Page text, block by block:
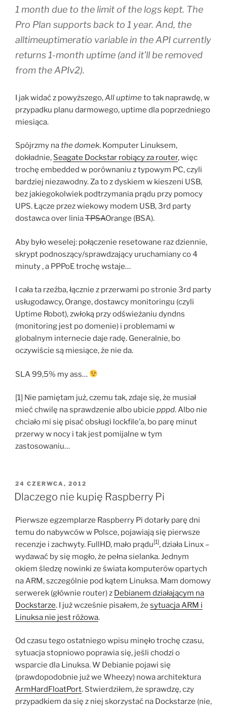
1 month due to the limit of the logs kept. The
Pro Plan supports back to 1 year. And, the
alltimeuptimeratio variable in the API currently
returns 1-month uptime (and it’ll be removed
from the APIv2).
I jak widać z powyższego,All uptimeto tak naprawdę, w
przypadku planu darmowego, uptime dla poprzedniego
miesiąca.
Spójrzmy nathe domek. Komputer Linuksem,
dokładnie, Seagate Dockstar robiący za router, więc
trochę embedded w porównaniu z typowym PC, czyli
bardziej niezawodny. Za to z dyskiem w kieszeni USB,
bez jakiegokolwiek podtrzymania prądu przy pomocy
UPS. Łącze przez wiekowy modem USB, 3rd party
dostawca over liniaTPSAOrange (BSA).
Aby było weselej: połączenie resetowane raz dziennie,
skrypt podnoszący/sprawdzający uruchamiany co 4
minuty , a PPPoE trochę wstaje…
I cała ta rzeźba, łącznie z przerwami po stronie 3rd party
usługodawcy, Orange, dostawcy monitoringu (czyli
Uptime Robot), zwłoką przy odświeżaniu dyndns
(monitoring jest po domenie) i problemami w
globalnym internecie daje radę. Generalnie, bo
oczywiście są miesiące, że nie da.
SLA 99,5% my ass…
[1] Nie pamiętam już, czemu tak, zdaje się, że musiał
mieć chwilę na sprawdzenie albo ubicie pppd. Albo nie
chciało mi się pisać obsługi lockfile’a, bo parę minut
przerwy w nocy i tak jest pomijalne w tym
zastosowaniu…
OPUBLIKOWANE
W
24 CZERWCA, 2012
Dlaczego nie kupię Raspberry Pi
Pierwsze egzemplarze Raspberry Pi dotarły parę dni
temu do nabywców w Polsce, pojawiają się pierwsze
recenzje i zachwyty. FullHD, mało prądu[1], działa Linux –
wydawać by się mogło, że pełna sielanka. Jednym
okiem śledzę nowinki ze świata komputerów opartych
na ARM, szczególnie pod kątem Linuksa. Mam domowy
serwerek (głównie router) z Debianem działającym na
Dockstarze. I już wcześnie pisałem, że sytuacja ARM i
Linuksa nie jest różowa.
Od czasu tego ostatniego wpisu minęło trochę czasu,
sytuacja stopniowo poprawia się, jeśli chodzi o
wsparcie dla Linuksa. W Debianie pojawi się
(prawdopodobnie już we Wheezy) nowa architektura
ArmHardFloatPort. Stwierdziłem, że sprawdzę, czy
przypadkiem da się z niej skorzystać na Dockstarze (nie,